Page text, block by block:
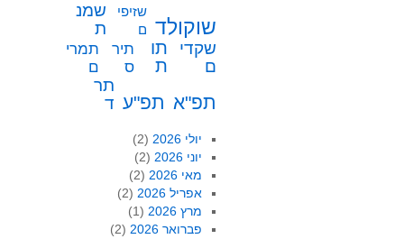
שוקולד
שזיפי
ם
שמנ
ת
שקדי
ם
תו
ת
תיר
ס
תמרי
ם
תפ"א תפ"ע
תר
ד
יולי 2026
(2)
יוני 2026
(2)
מאי 2026
(2)
אפריל 2026
(2)
מרץ 2026
(1)
פברואר 2026
(2)